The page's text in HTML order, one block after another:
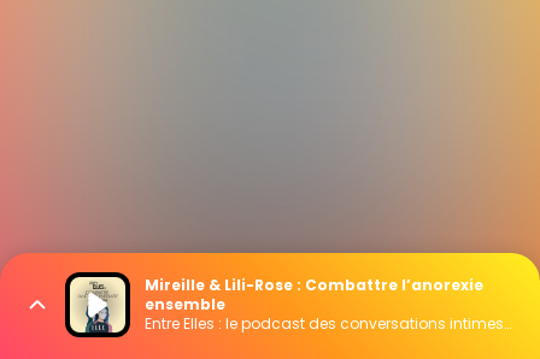
Mireille & Lili-Rose : Combattre l’anorexie
ensemble
Entre Elles : le podcast des conversations intimes entre mères et filles